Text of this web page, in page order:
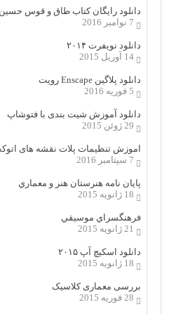
دانلود رایگان کتاب طاق و قوس
7 نوامبر 2016
دانلود نویفرت ۲۰۱۴
14 آوریل 2015
دانلود پلاگین Enscape رویت
5 فوریه 2016
دانلود آموزش شیت بندی با فتوشاپ
29 ژوئن 2015
اموزش تنظیمات پلات نقشه های
7 سپتامبر 2016
پایان نامه هنرستان هنر و معماري
18 ژانویه 2015
فرهنگسراي موسيقي
21 ژانویه 2015
دانلود اسکیچ آپ ۲۰۱۵
18 ژانویه 2015
بررسی معماری کلاسیک
28 فوریه 2015